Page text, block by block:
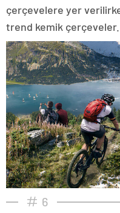
çerçevelere yer
trend kemik çerçeveler...
6